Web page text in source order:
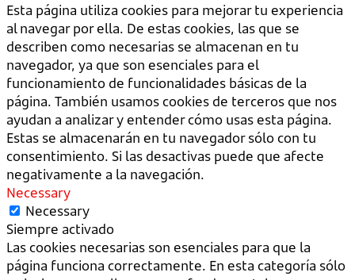
Esta página utiliza cookies para mejorar tu experiencia
al navegar por ella. De estas cookies, las que se
describen como necesarias se almacenan en tu
navegador, ya que son esenciales para el
funcionamiento de funcionalidades básicas de la
página. También usamos cookies de terceros que nos
ayudan a analizar y entender cómo usas esta página.
Estas se almacenarán en tu navegador sólo con tu
consentimiento. Si las desactivas puede que afecte
negativamente a la navegación.
Necessary
Necessary
Siempre activado
Las cookies necesarias son esenciales para que la
página funciona correctamente. En esta categoría sólo